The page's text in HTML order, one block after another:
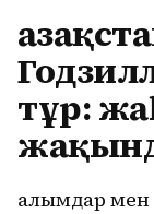
тұр:
Ғалымдар